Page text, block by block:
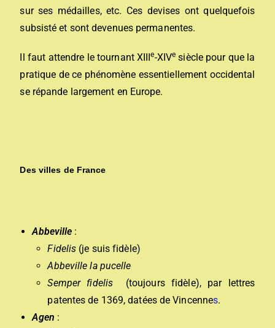
sur ses médailles, etc. Ces devises ont quelquefois
subsisté et sont devenues permanentes.
Il faut attendre le tournant XIIIe-XIVe siècle pour que la
pratique de ce phénomène essentiellement occidental
se répande largement en Europe.
Des villes de France
Abbeville :
Fidelis (je suis fidèle)
Abbeville la pucelle
Semper fidelis (toujours fidèle), par lettres
patentes de 1369, datées de Vincennes.
Agen :